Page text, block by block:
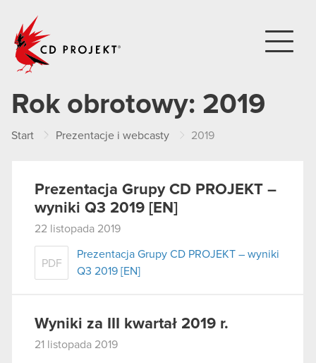
Rok obrotowy: 2019
Start Prezentacje i webcasty 2019
Prezentacja Grupy CD PROJEKT –
wyniki Q3 2019 [EN]
22 listopada 2019
PDF
Prezentacja Grupy CD PROJEKT – wyniki
Q3 2019 [EN]
Wyniki za III kwartał 2019 r.
21 listopada 2019